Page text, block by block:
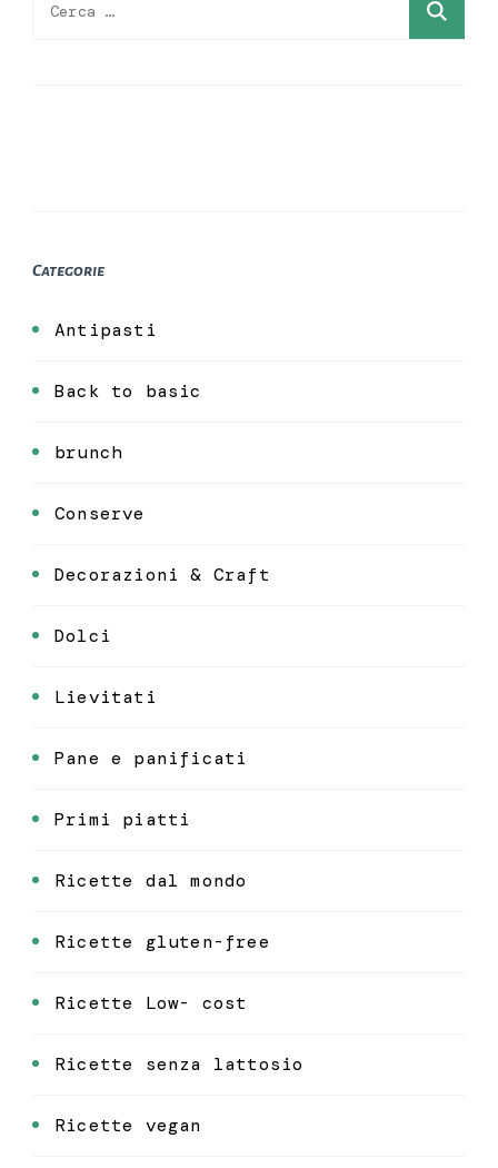
Categorie
Antipasti
Back to basic
brunch
Conserve
Decorazioni & Craft
Dolci
Lievitati
Pane e panificati
Primi piatti
Ricette dal mondo
Ricette gluten-free
Ricette Low- cost
Ricette senza lattosio
Ricette vegan